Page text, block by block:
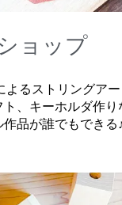
ョップ
よるストリングアー
ト、キーホルダ作り
品が誰でもできる